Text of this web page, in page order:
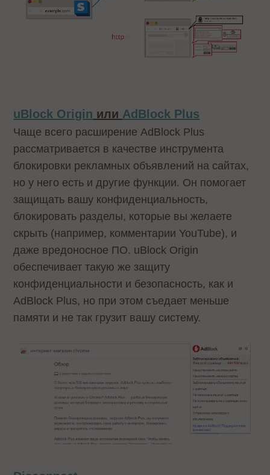
uBlock Origin или AdBlock Plus
Чаще всего расширение AdBlock Plus
рассматривается в качестве инструмента
блокировки рекламных объявлений на сайтах,
но у него есть и другие функции. Он помогает
защищать вашу конфиденциальность,
блокировать разделы, которые вы желаете
скрыть (например, комментарии YouTube), и
даже вредоносное ПО. uBlock Origin
обеспечивает такую же защиту
конфиденциальности и безопасность, как и
AdBlock Plus, но при этом съедает меньше
памяти и не так грузит вашу систему.